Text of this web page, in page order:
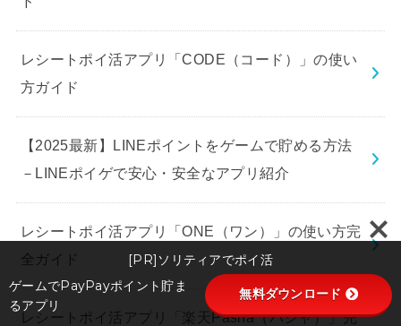
レシートポイ活アプリ「CODE（コード）」の使い
方ガイド
【2025最新】LINEポイントをゲームで貯める方法
－LINEポイゲで安心・安全なアプリ紹介
レシートポイ活アプリ「ONE（ワン）」の使い方完
全ガイド
レシートポイ活アプリ「楽天Pasha（パシャ）」完
[PR]ソリティアでポイ活
ゲームでPayPayポイント貯ま
るアプリ
無料ダウンロード